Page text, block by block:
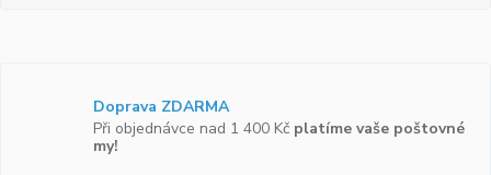
Doprava ZDARMA
Při objednávce nad 1 400 Kč platíme vaše poštovné
my!